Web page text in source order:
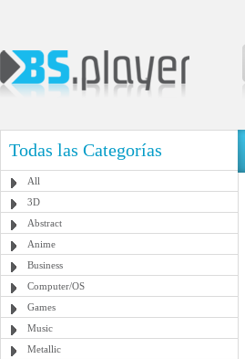
Todas las Categorías
All
3D
Abstract
Anime
Business
Computer/OS
Games
Music
Metallic